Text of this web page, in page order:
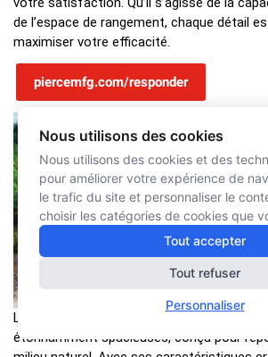
de l’espace de rangement, chaque détail
maximiser votre efficacité.
piercemfg.com/responder
L’autopompe BX Wildland est compacte,
étonnamment spacieuses, conçu pour
Nous utilisons des cookies
Nous utilisons des cookies et des
pour améliorer votre expérience de
le trafic du site et personnaliser le
choisir les catégories de cookies que
Tout accepter
Tout refuser
Personnaliser